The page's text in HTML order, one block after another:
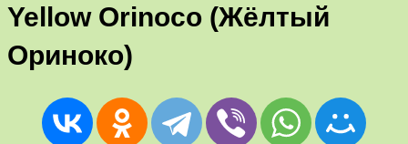
Yellow Orinoco (Жёлтый
Ориноко)